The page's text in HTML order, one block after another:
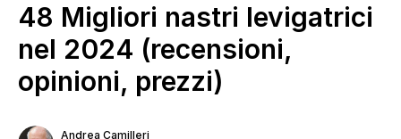
48 Migliori nastri levigatrici
nel 2024 (recensioni,
opinioni, prezzi)
Andrea Camilleri